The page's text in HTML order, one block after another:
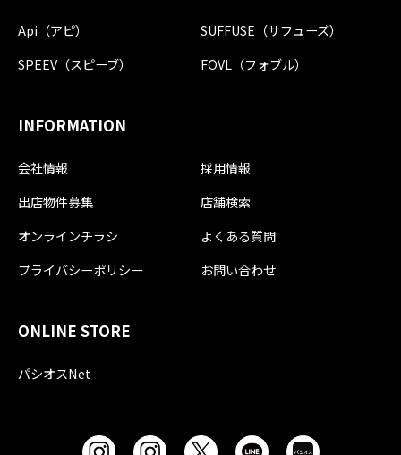
Api（アピ）
SUFFUSE（サフューズ）
SPEEV（スピーブ）
FOVL（フォブル）
INFORMATION
会社情報
採用情報
出店物件募集
店舗検索
オンラインチラシ
よくある質問
プライバシーポリシー
お問い合わせ
ONLINE STORE
パシオスNet